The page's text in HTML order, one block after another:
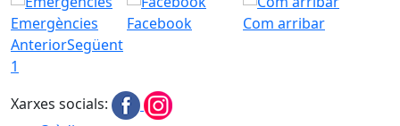
Emergències Facebook
Com arribar
AnteriorSegüent
1
Xarxes socials: